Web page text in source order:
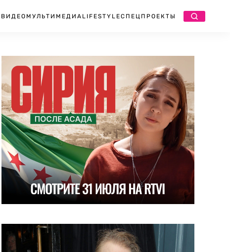
ВИДЕО МУЛЬТИМЕДИА LIFESTYLEСПЕЦПРОЕКТЫ